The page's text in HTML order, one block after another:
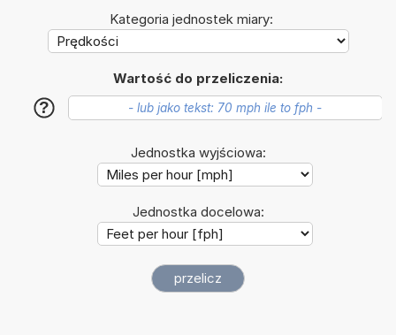
Kategoria jednostek miary:
Wartość do przeliczenia:
?
Jednostka wyjściowa:
Jednostka docelowa: